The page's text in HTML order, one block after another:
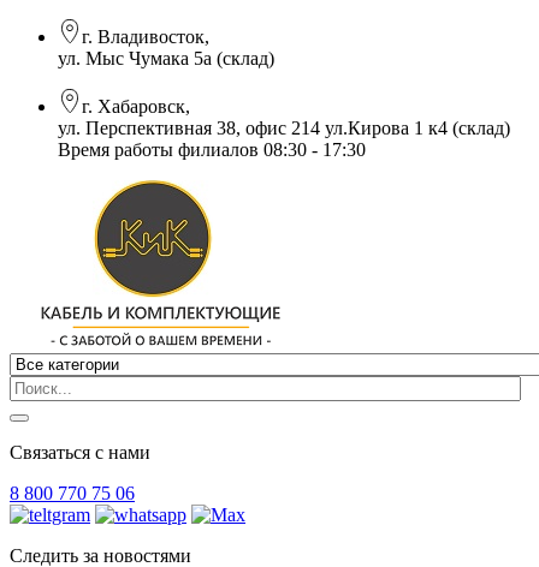
г. Владивосток,
ул. Мыс Чумака 5а (склад)
г. Хабаровск,
ул. Перспективная 38, офис 214 ул.Кирова 1 к4 (склад)
Время работы филиалов 08:30 - 17:30
Связаться с нами
8 800 770 75 06
Следить за новостями